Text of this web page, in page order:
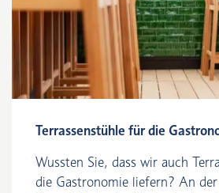
Terrassenstühle für die
Wussten Sie, dass wir auch
die Gastronomie liefern? An